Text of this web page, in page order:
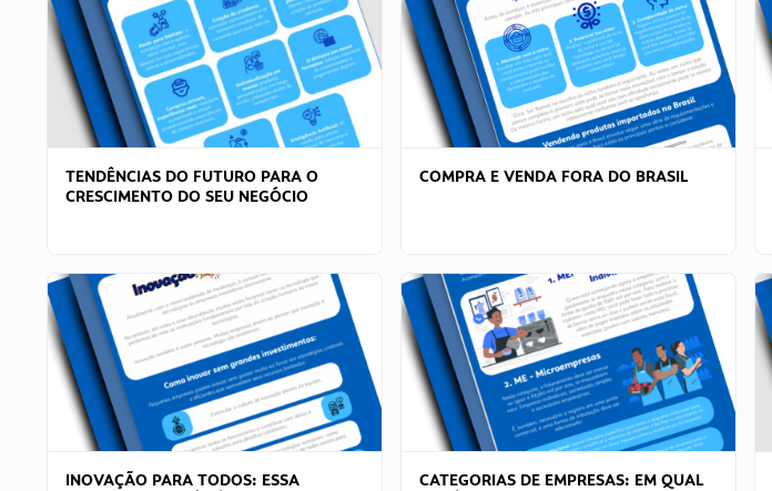
TENDÊNCIAS DO FUTURO PARA O
CRESCIMENTO DO SEU NEGÓCIO
COMPRA E VENDA FORA DO BRASIL
INOVAÇÃO PARA TODOS: ESSA
CATEGORIAS DE EMPRESAS: EM QUAL